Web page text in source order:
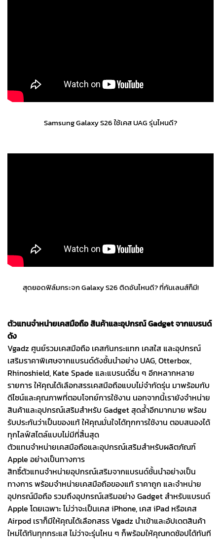
Samsung Galaxy S26 ใช้เคส UAG รุ่นไหนดี?
สุดยอดฟิล์มกระจก Galaxy S26 ติดอันไหนดี? ที่กันเลนส์ก็มี!
ตัวแทนจำหน่ายเคสมือถือ สินค้าและอุปกรณ์ Gadget จากแบรนด์
ดัง
Vgadz ศูนย์รวมเคสมือถือ เคสกันกระแทก เคสใส และอุปกรณ์
เสริมราคาพิเศษจากแบรนด์ดังชั้นนำอย่าง UAG, Otterbox,
Rhinoshield, Kate Spade และแบรนด์อื่น ๆ อีกหลากหลาย
รายการ ให้คุณได้เลือกสรรเคสมือถือแบบไม่จำกัดรุ่น มาพร้อมกับ
ดีไซน์และคุณภาพที่ตอบโจทย์การใช้งาน นอกจากนี้เรายังจำหน่าย
สินค้าและอุปกรณ์เสริมสำหรับ Gadget สุดล้ำอีกมากมาย พร้อม
รับประกันว่าเป็นของแท้ ให้คุณมั่นใจได้ทุกการใช้งาน ตอบสนองได้
ทุกไลฟ์สไตล์แบบไม่มีที่สิ้นสุด
ตัวแทนจำหน่ายเคสมือถือและอุปกรณ์เสริมสำหรับผลิตภัณฑ์
Apple อย่างเป็นทางการ
สิทธิ์ตัวแทนจำหน่ายอุปกรณ์เสริมจากแบรนด์ชั้นนำอย่างเป็น
ทางการ พร้อมจำหน่ายเคสมือถือของแท้ ราคาถูก และจำหน่าย
อุปกรณ์มือถือ รวมถึงอุปกรณ์เสริมอย่าง Gadget สำหรับแบรนด์
Apple โดยเฉพาะ ไม่ว่าจะเป็นเคส iPhone, เคส iPad หรือเคส
Airpod เราก็มีให้คุณได้เลือกสรร Vgadz นำเข้าและอัปเดตสินค้า
ใหม่ได้ทันทุกกระแส ไม่ว่าจะรุ่นไหน ๆ ก็พร้อมให้คุณกดช้อปได้ทันที